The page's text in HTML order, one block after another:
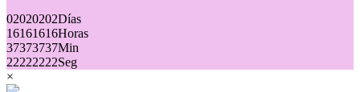
02020202Días
16161616Horas
37373737Min
22222222Seg
×